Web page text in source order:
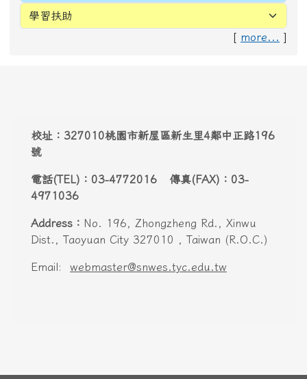
[ more... ]
校址：327010桃園市新屋區新生里4鄰中正路196
號
電話(TEL)：03-4772016 傳真(FAX)：03-
4971036
Address： No. 196, Zhongzheng Rd., Xinwu
Dist., Taoyuan City 327010 , Taiwan (R.O.C.)
Email: webmaster@snwes.tyc.edu.tw